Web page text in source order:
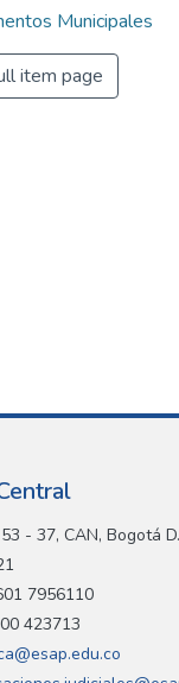
Municipales
item page
- 37, CAN, Bogotá
7956110
423713